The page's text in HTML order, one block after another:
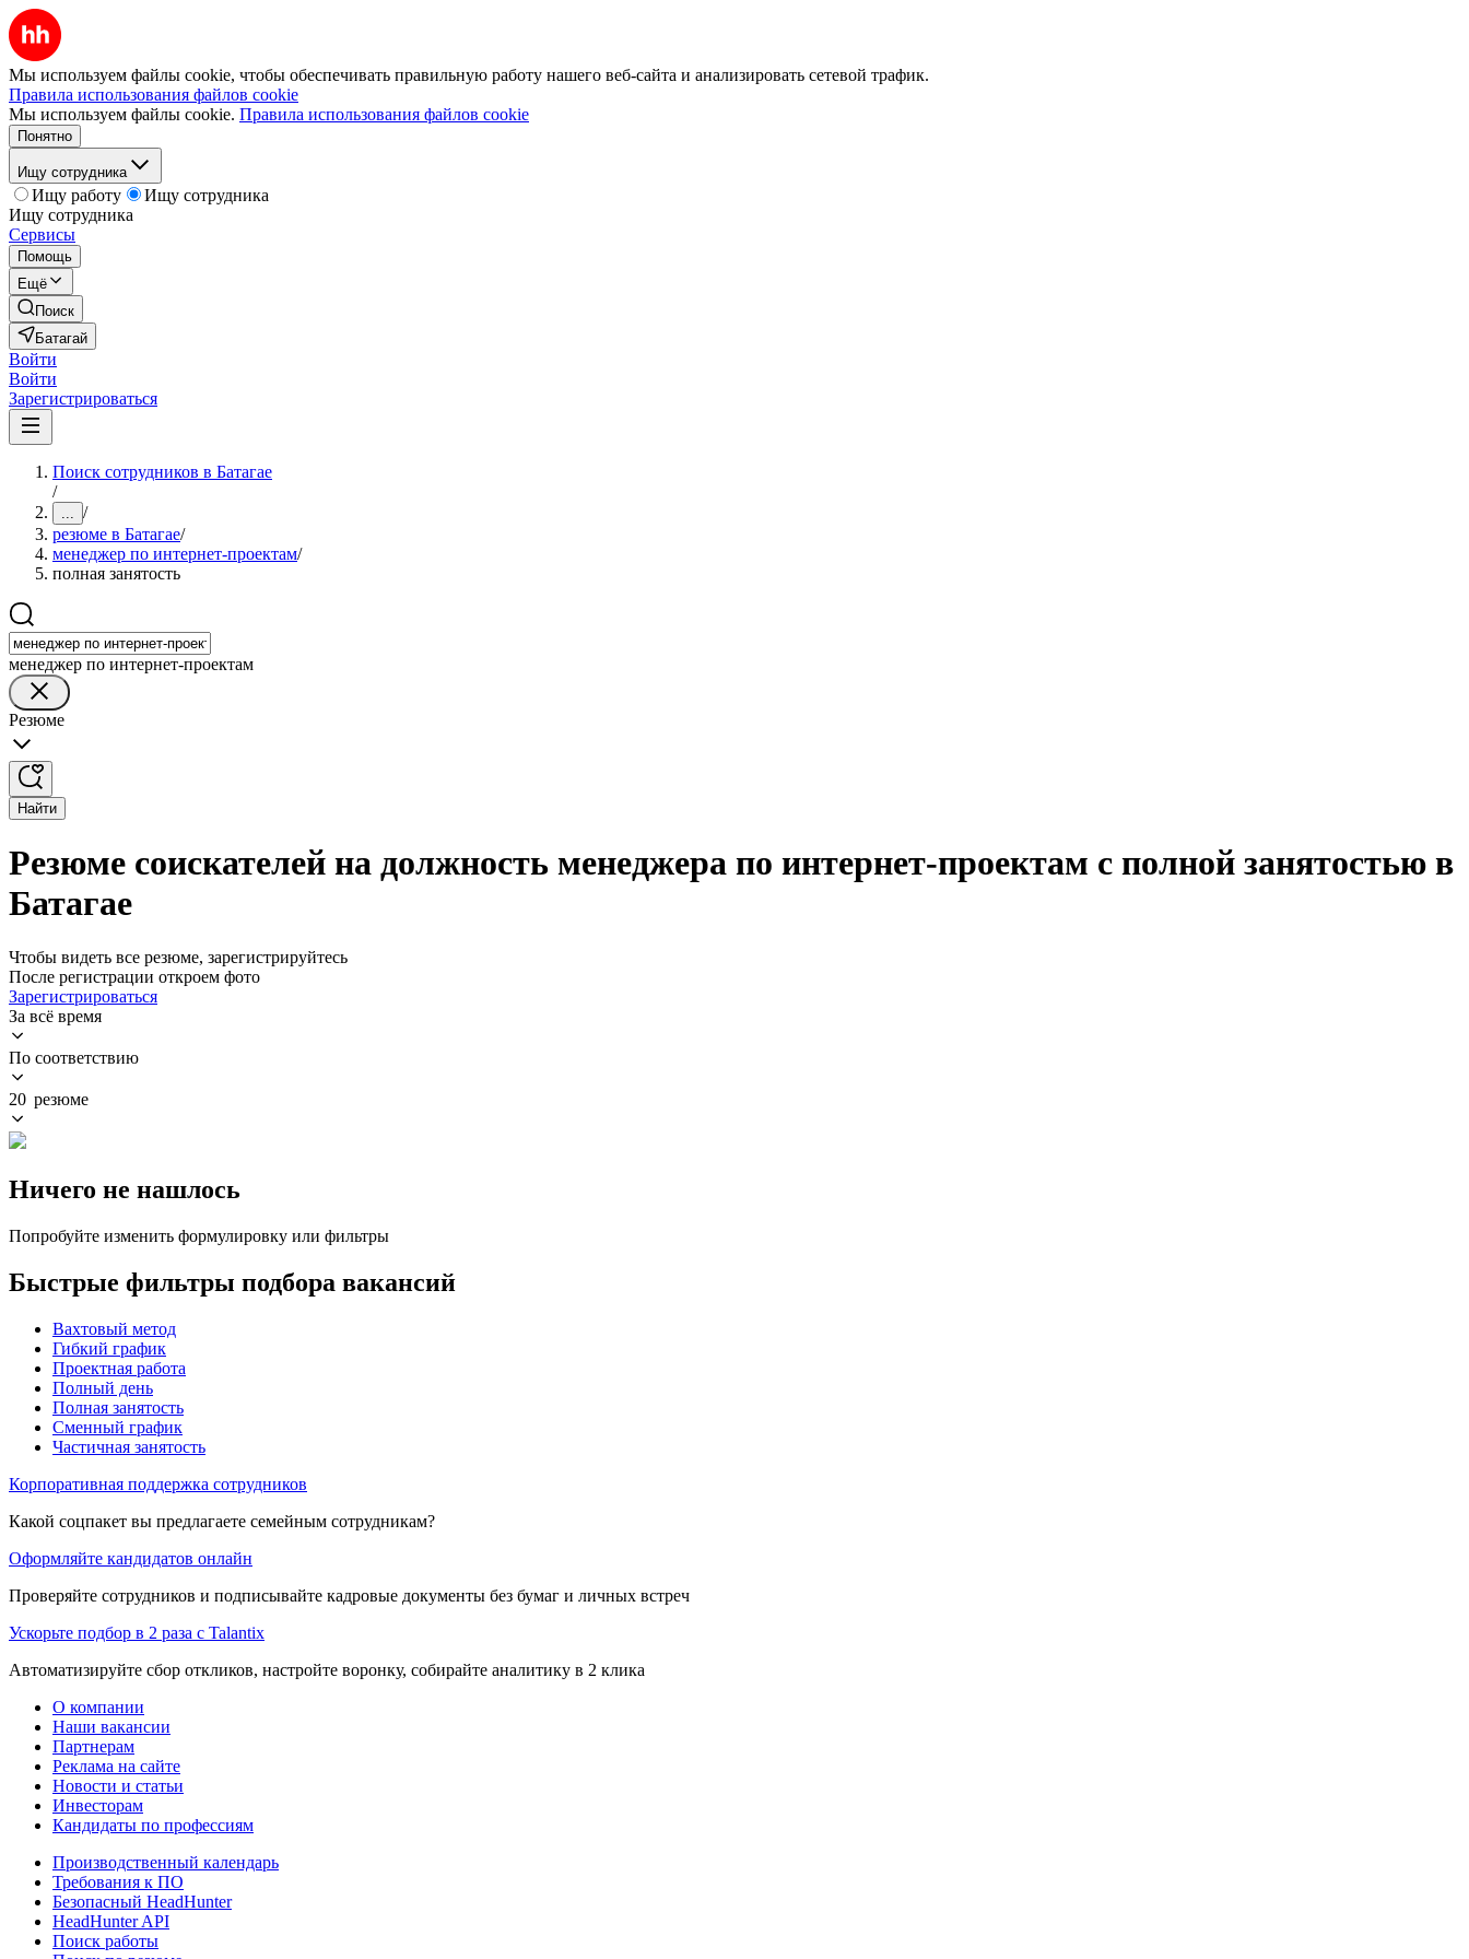
Мы используем файлы cookie, чтобы обеспечивать правильную работу нашего веб-сайта и анализировать сетевой трафик.
Правила использования файлов cookie
Мы используем файлы cookie. Правила использования файлов cookie
Понятно
Ищу сотрудника
Ищу работу
Ищу сотрудника
Ищу сотрудника
Сервисы
Помощь
Ещё
Поиск
Батагай
Войти
Войти
Зарегистрироваться
Поиск сотрудников в Батагае
/
... /
резюме в Батагае/
менеджер по интернет-проектам/
полная занятость
менеджер по интернет-проектам
Резюме
Найти
Резюме соискателей на должность менеджера по интернет-проектам с полной занятостью в
Батагае
Чтобы видеть все резюме, зарегистрируйтесь
После регистрации откроем фото
Зарегистрироваться
За всё время
По соответствию
20 резюме
Ничего не нашлось
Попробуйте изменить формулировку или фильтры
Быстрые фильтры подбора вакансий
Вахтовый метод
Гибкий график
Проектная работа
Полный день
Полная занятость
Сменный график
Частичная занятость
Корпоративная поддержка сотрудников
Какой соцпакет вы предлагаете семейным сотрудникам?
Оформляйте кандидатов онлайн
Проверяйте сотрудников и подписывайте кадровые документы без бумаг и личных встреч
Ускорьте подбор в 2 раза с Talantix
Автоматизируйте сбор откликов, настройте воронку, собирайте аналитику в 2 клика
О компании
Наши вакансии
Партнерам
Реклама на сайте
Новости и статьи
Инвесторам
Кандидаты по профессиям
Производственный календарь
Требования к ПО
Безопасный HeadHunter
HeadHunter API
Поиск работы